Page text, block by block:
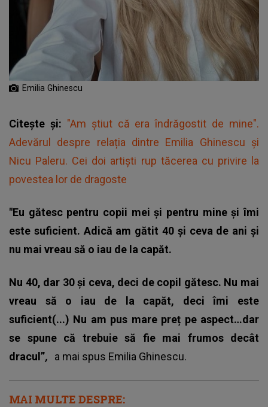
Emilia Ghinescu
Citește și: "Am știut că era îndrăgostit de mine".
Adevărul despre relația dintre Emilia Ghinescu și
Nicu Paleru. Cei doi artiști rup tăcerea cu privire la
povestea lor de dragoste
"Eu gătesc pentru copii mei și pentru mine și îmi
este suficient. Adică am gătit 40 și ceva de ani și
nu mai vreau să o iau de la capăt.
Nu 40, dar 30 și ceva, deci de copil gătesc. Nu mai
vreau să o iau de la capăt, deci îmi este
suficient(...) Nu am pus mare preț pe aspect…dar
se spune că trebuie să fie mai frumos decât
dracul”, a mai spus Emilia Ghinescu.
MAI MULTE DESPRE: